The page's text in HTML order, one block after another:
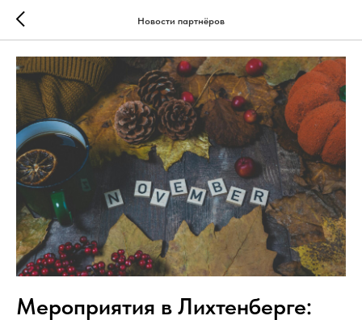
Новости партнёров
Мероприятия в Лихтенберге: